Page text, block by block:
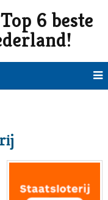
6 beste